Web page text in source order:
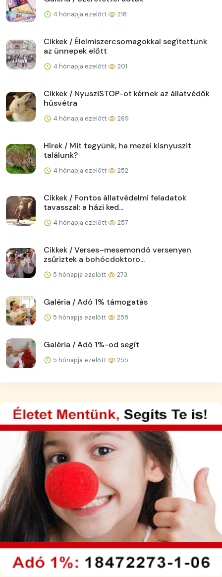
4 hónapja ezelőtt 218
Cikkek / Élelmiszercsomagokkal segítettünk
az ünnepek előtt
4 hónapja ezelőtt 201
Cikkek / NyusziSTOP-ot kérnek az állatvédők
húsvétra
4 hónapja ezelőtt 269
Hírek / Mit tegyünk, ha mezei kisnyuszit
találunk?
4 hónapja ezelőtt 252
Cikkek / Fontos állatvédelmi feladatok
tavasszal: a házi ked...
4 hónapja ezelőtt 257
Cikkek / Verses–mesemondó versenyen
zsűriztek a bohócdoktoro...
5 hónapja ezelőtt 273
Galéria / Adó 1% támogatás
5 hónapja ezelőtt 258
Galéria / Adó 1%-od segít
5 hónapja ezelőtt 255